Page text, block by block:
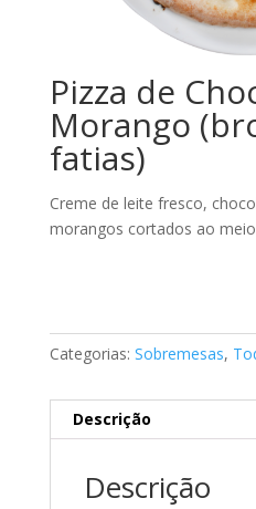
Pizza de
Morango
fatias)
Creme de leite fresco,
morangos cortados ao
Categorias: Sobremesas,
Descrição
Descrição